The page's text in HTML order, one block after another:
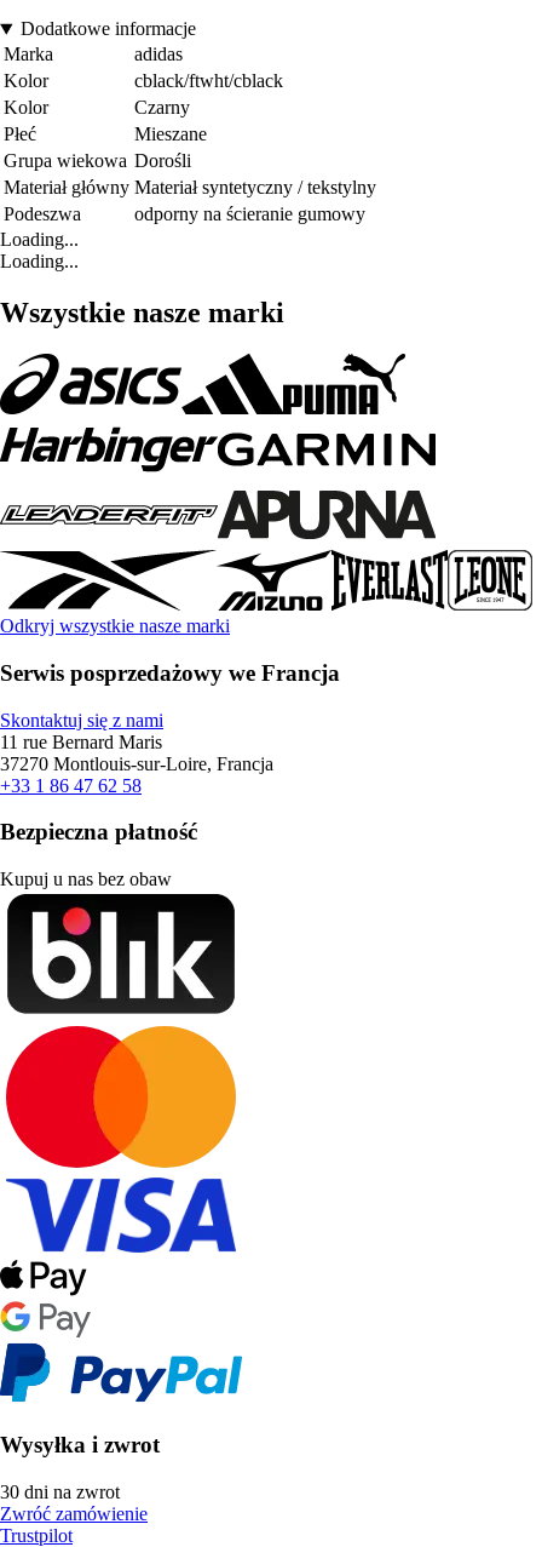
Dodatkowe informacje
Marka
adidas
Kolor
cblack/ftwht/cblack
Kolor
Czarny
Płeć
Mieszane
Grupa wiekowa Dorośli
Materiał główny Materiał syntetyczny / tekstylny
Podeszwa
odporny na ścieranie gumowy
Loading...
Loading...
Wszystkie nasze marki
Odkryj wszystkie nasze marki
Serwis posprzedażowy we Francja
Skontaktuj się z nami
11 rue Bernard Maris
37270 Montlouis-sur-Loire, Francja
+33 1 86 47 62 58
Bezpieczna płatność
Kupuj u nas bez obaw
Wysyłka i zwrot
30 dni na zwrot
Zwróć zamówienie
Trustpilot